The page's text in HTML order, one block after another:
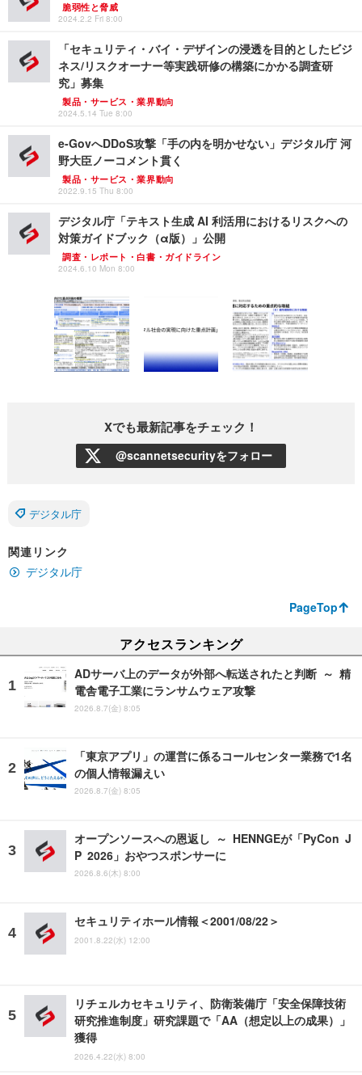
脆弱性と脅威
2024.2.2 Fri 8:00
「セキュリティ・バイ・デザインの浸透を目的としたビジ
ネス/リスクオーナー等実践研修の構築にかかる調査研
究」募集
製品・サービス・業界動向
2024.5.14 Tue 8:00
e-GovへDDoS攻撃「手の内を明かせない」デジタル庁 河
野大臣ノーコメント貫く
製品・サービス・業界動向
2022.9.15 Thu 8:00
デジタル庁「テキスト生成 AI 利活用におけるリスクへの
対策ガイドブック（α版）」公開
調査・レポート・白書・ガイドライン
2024.6.10 Mon 8:00
Xでも最新記事をチェック！
@scannetsecurityをフォロー
デジタル庁
関連リンク
デジタル庁
PageTop
アクセスランキング
ADサーバ上のデータが外部へ転送されたと判断 ～ 精
電舎電子工業にランサムウェア攻撃
2026.8.7(金) 8:05
「東京アプリ」の運営に係るコールセンター業務で1名
の個人情報漏えい
2026.8.7(金) 8:05
オープンソースへの恩返し ～ HENNGEが「PyCon J
P 2026」おやつスポンサーに
2026.8.6(木) 8:00
セキュリティホール情報＜2001/08/22＞
2001.8.22(水) 12:00
リチェルカセキュリティ、防衛装備庁「安全保障技術
研究推進制度」研究課題で「AA（想定以上の成果）」
獲得
2026.4.22(水) 8:00